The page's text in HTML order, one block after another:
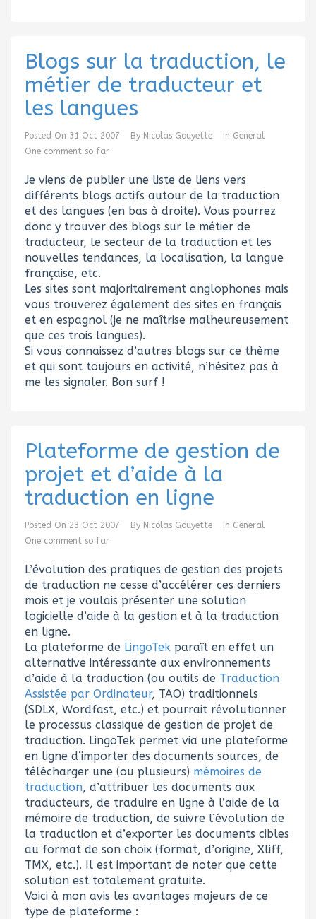
Blogs sur la traduction, le
métier de traducteur et
les langues
Posted On 31 Oct 2007 By Nicolas Gouyette In General
One comment so far
Je viens de publier une liste de liens vers
différents blogs actifs autour de la traduction
et des langues (en bas à droite). Vous pourrez
donc y trouver des blogs sur le métier de
traducteur, le secteur de la traduction et les
nouvelles tendances, la localisation, la langue
française, etc.
Les sites sont majoritairement anglophones mais
vous trouverez également des sites en français
et en espagnol (je ne maîtrise malheureusement
que ces trois langues).
Si vous connaissez d’autres blogs sur ce thème
et qui sont toujours en activité, n’hésitez pas à
me les signaler. Bon surf !
Plateforme de gestion de
projet et d’aide à la
traduction en ligne
Posted On 23 Oct 2007 By Nicolas Gouyette In General
One comment so far
L’évolution des pratiques de gestion des projets
de traduction ne cesse d’accélérer ces derniers
mois et je voulais présenter une solution
logicielle d’aide à la gestion et à la traduction
en ligne.
La plateforme de LingoTek paraît en effet un
alternative intéressante aux environnements
d’aide à la traduction (ou outils de Traduction
Assistée par Ordinateur, TAO) traditionnels
(SDLX, Wordfast, etc.) et pourrait révolutionner
le processus classique de gestion de projet de
traduction. LingoTek permet via une plateforme
en ligne d’importer des documents sources, de
télécharger une (ou plusieurs) mémoires de
traduction, d’attribuer les documents aux
traducteurs, de traduire en ligne à l’aide de la
mémoire de traduction, de suivre l’évolution de
la traduction et d’exporter les documents cibles
au format de son choix (format, d’origine, Xliff,
TMX, etc.). Il est important de noter que cette
solution est totalement gratuite.
Voici à mon avis les avantages majeurs de ce
type de plateforme :